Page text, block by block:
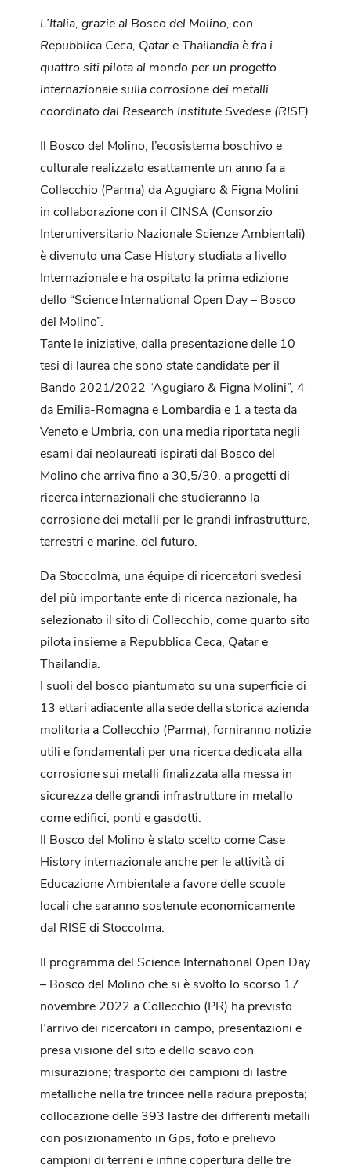
L’Italia, grazie al Bosco del Molino, con
Repubblica Ceca, Qatar e Thailandia è fra i
quattro siti pilota al mondo per un progetto
internazionale sulla corrosione dei metalli
coordinato dal Research Institute Svedese (RISE)
Il Bosco del Molino, l’ecosistema boschivo e
culturale realizzato esattamente un anno fa a
Collecchio (Parma) da Agugiaro & Figna Molini
in collaborazione con il CINSA (Consorzio
Interuniversitario Nazionale Scienze Ambientali)
è divenuto una Case History studiata a livello
Internazionale e ha ospitato la prima edizione
dello “Science International Open Day – Bosco
del Molino”.
Tante le iniziative, dalla presentazione delle 10
tesi di laurea che sono state candidate per il
Bando 2021/2022 “Agugiaro & Figna Molini”, 4
da Emilia-Romagna e Lombardia e 1 a testa da
Veneto e Umbria, con una media riportata negli
esami dai neolaureati ispirati dal Bosco del
Molino che arriva fino a 30,5/30, a progetti di
ricerca internazionali che studieranno la
corrosione dei metalli per le grandi infrastrutture,
terrestri e marine, del futuro.
Da Stoccolma, una équipe di ricercatori svedesi
del più importante ente di ricerca nazionale, ha
selezionato il sito di Collecchio, come quarto sito
pilota insieme a Repubblica Ceca, Qatar e
Thailandia.
I suoli del bosco piantumato su una superficie di
13 ettari adiacente alla sede della storica azienda
molitoria a Collecchio (Parma), forniranno notizie
utili e fondamentali per una ricerca dedicata alla
corrosione sui metalli finalizzata alla messa in
sicurezza delle grandi infrastrutture in metallo
come edifici, ponti e gasdotti.
Il Bosco del Molino è stato scelto come Case
History internazionale anche per le attività di
Educazione Ambientale a favore delle scuole
locali che saranno sostenute economicamente
dal RISE di Stoccolma.
Il programma del Science International Open Day
– Bosco del Molino che si è svolto lo scorso 17
novembre 2022 a Collecchio (PR) ha previsto
l’arrivo dei ricercatori in campo, presentazioni e
presa visione del sito e dello scavo con
misurazione; trasporto dei campioni di lastre
metalliche nella tre trincee nella radura preposta;
collocazione delle 393 lastre dei differenti metalli
con posizionamento in Gps, foto e prelievo
campioni di terreni e infine copertura delle tre